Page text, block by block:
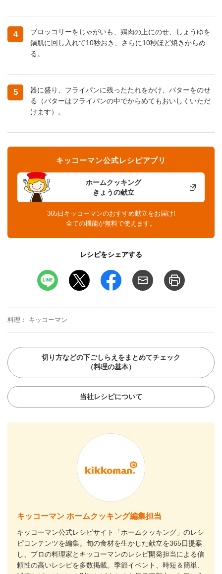
4
ブロッコリーをじゃがいも、鶏肉の上にのせ、しょうゆを
鍋肌に回し入れて10秒おき、さらに10秒ほど焼きからめ
る。
5
器に盛り、フライパンに残ったたれをかけ、バターをのせ
る（バターはフライパンの中でからめてもおいしくいただ
けます）。
ホームクッキング
きょうの献立
キッコーマン公式レシピアプリ
365日キッコーマンのおすすめ献立をお届け!
全ての機能が無料で使えます。
レシピをシェアする
料理 キッコーマン
切り方などの下ごしらえをまとめてチェック
（料理の基本）
当社レシピについて
キッコーマン ホームクッキング編集担当
キッコーマン公式レシピサイト「ホームクッキング」のレシ
ピコンテンツを編集。旬の食材を生かした献立を365日提案
し、プロの料理家とキッコーマンのレシピ開発担当による信
頼性の高いレシピを多数掲載。季節イベント、時短＆簡単、